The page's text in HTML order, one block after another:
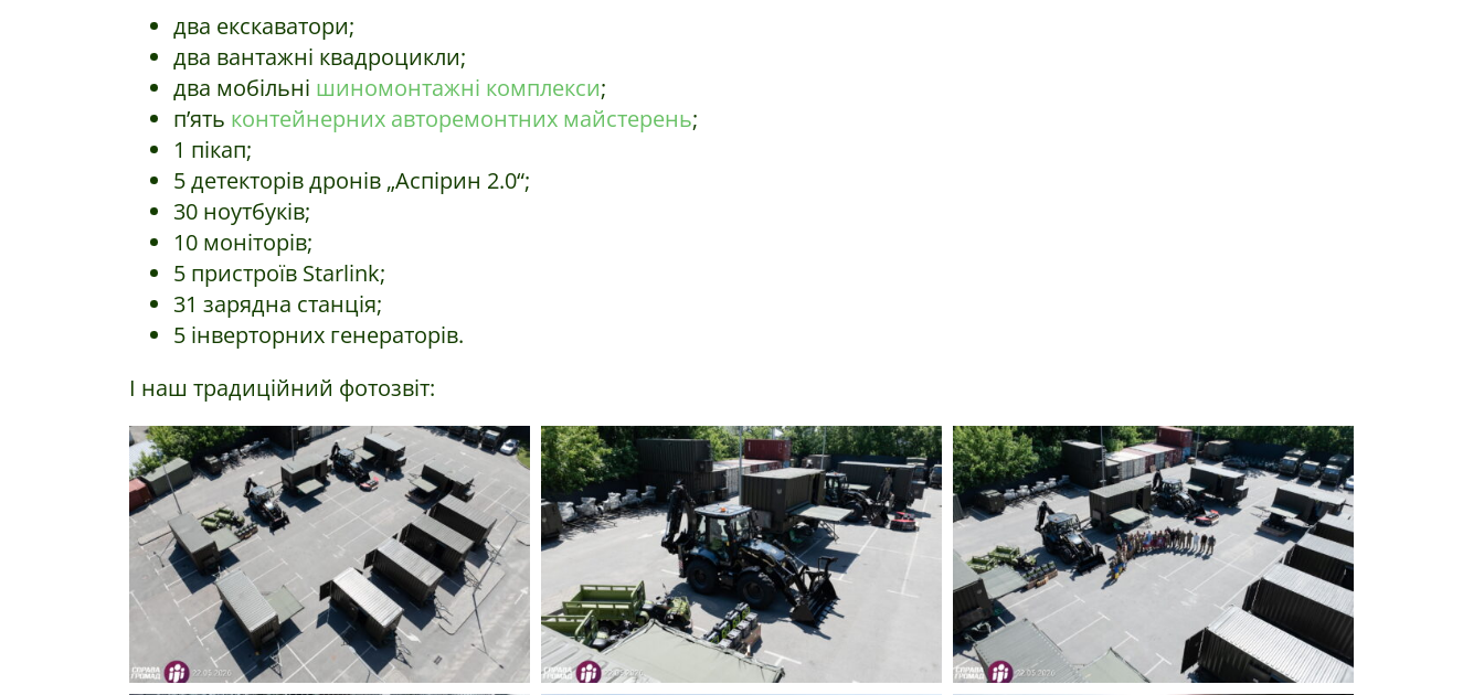
два екскаватори;
два вантажні квадроцикли;
два мобільні шиномонтажні комплекси;
п’ять контейнерних авторемонтних майстерень;
1 пікап;
5 детекторів дронів „Аспірин 2.0“;
30 ноутбуків;
10 моніторів;
5 пристроїв Starlink;
31 зарядна станція;
5 інверторних генераторів.
І наш традиційний фотозвіт: